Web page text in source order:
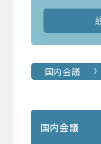
国内会議
国内会議